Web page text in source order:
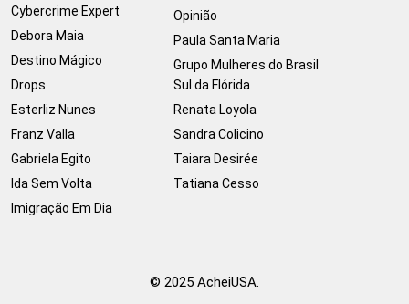
Cybercrime Expert
Debora Maia
Destino Mágico
Drops
Esterliz Nunes
Franz Valla
Gabriela Egito
Ida Sem Volta
Imigração Em Dia
Opinião
Paula Santa Maria
Grupo Mulheres do Brasil
Sul da Flórida
Renata Loyola
Sandra Colicino
Taiara Desirée
Tatiana Cesso
© 2025 AcheiUSA.